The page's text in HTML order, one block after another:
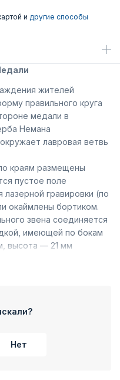
и другие способы
жителей
правильного круга
медали в
Немана
лавровая ветвь
краям размещены
пустое поле
гравировки (по
окаймлены бортиком.
звена соединяется
имеющей по бокам
высота — 21 мм
колодки
заказчика. Колодка
Нет